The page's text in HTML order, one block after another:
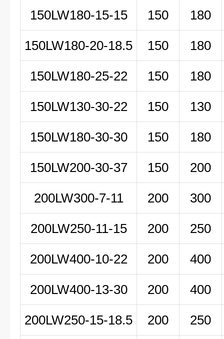
150LW180-15-15 150 180
150LW180-20-18.5 150 180
150LW180-25-22 150 180
150LW130-30-22 150 130
150LW180-30-30 150 180
150LW200-30-37 150 200
200LW300-7-11 200 300
200LW250-11-15 200 250
200LW400-10-22 200 400
200LW400-13-30 200 400
200LW250-15-18.5 200 250